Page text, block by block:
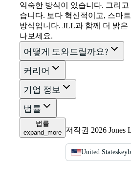
익숙한 방식이 있습니다. 그리
습니다. 보다 혁신적이고, 스마
방식입니다. JLL과 함께 더 밝은
나보세요.
어떻게 도와드릴까요?
커리어
기업 정보
법률
법률
expand_more 저작권 2026 Jones
United States